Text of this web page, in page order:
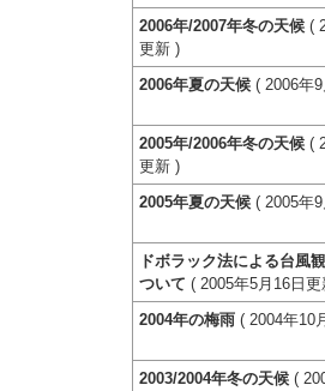
2006年/2007年冬の天候 (
更新 )
2006年夏の天候 ( 2006年
2005年/2006年冬の天候 (
更新 )
2005年夏の天候 ( 2005年
ドボラック法による台風
ついて ( 2005年5月16日更
2004年の梅雨 ( 2004年10
2003/2004年冬の天候 (